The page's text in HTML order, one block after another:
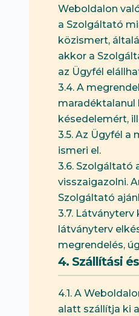
Weboldalon
a Szolgáltató
közismert,
akkor a
az Ügyfél
3.4. A
maradéktalanul
késedelemért,
3.5. Az Ügyfél a
ismeri el.
3.6. Szolgáltató
visszaigazolni.
Szolgáltató
3.7.
látványterv
megrendelés,
4. Szállítási
4.1. A
alatt szállítja ki